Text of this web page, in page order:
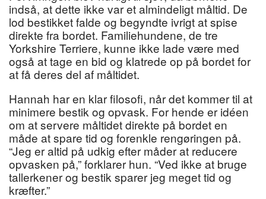
indså, at dette ikke var et almindeligt måltid. De
lod bestikket falde og begyndte ivrigt at spise
direkte fra bordet. Familiehundene, de tre
Yorkshire Terriere, kunne ikke lade være med
også at tage en bid og klatrede op på bordet for
at få deres del af måltidet.
Hannah har en klar filosofi, når det kommer til at
minimere bestik og opvask. For hende er idéen
om at servere måltidet direkte på bordet en
måde at spare tid og forenkle rengøringen på.
“Jeg er altid på udkig efter måder at reducere
opvasken på,” forklarer hun. “Ved ikke at bruge
tallerkener og bestik sparer jeg meget tid og
kræfter.”